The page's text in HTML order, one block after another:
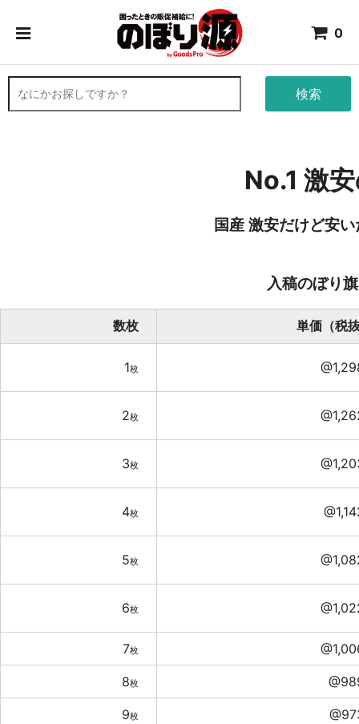
0
検索
No.1 激
国産 激安だけど安
入稿のぼり
数枚 単価（税
1枚
2枚
3枚
4枚
5枚
6枚
7枚
8枚
9枚